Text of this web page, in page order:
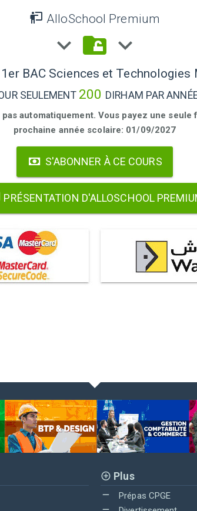
AlloSchool Premium
BAC Sciences et Technologies
SEULEMENT 200 DIRHAM PAR
automatiquement. Vous payez une
prochaine année scolaire: 01/09/2027
S'ABONNER À CE COURS
PRÉSENTATION D'ALLOSCHOOL
Plus
Prépas CPGE